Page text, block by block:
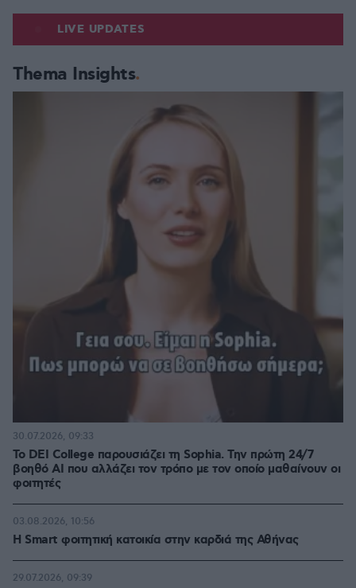
LIVE UPDATES
Thema Insights
Το DEI College παρουσιάζει τη Sophia. Την πρώτη 24/7
βοηθό AI που αλλάζει τον τρόπο με τον οποίο μαθαίνουν οι
φοιτητές
30.07.2026, 09:33
Η Smart φοιτητική κατοικία στην καρδιά της Αθήνας
03.08.2026, 10:56
29.07.2026, 09:39